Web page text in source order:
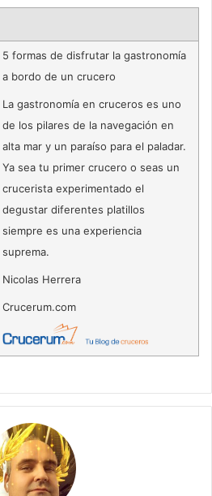
5 formas de disfrutar la gastronomía
a bordo de un crucero
La gastronomía en cruceros es uno
de los pilares de la navegación en
alta mar y un paraíso para el paladar.
Ya sea tu primer crucero o seas un
crucerista experimentado el
degustar diferentes platillos
siempre es una experiencia
suprema.
Nicolas Herrera
Crucerum.com